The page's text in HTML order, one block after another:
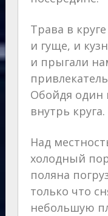
Трава в
и гуще, и
и прыгали
Обойдя один
внутрь круга.
Над
холодный
поляна
только что
небольшую